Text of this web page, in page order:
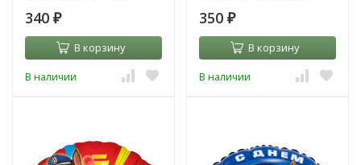
340 ₽
В корзину
В наличии
350 ₽
В корзину
В наличии